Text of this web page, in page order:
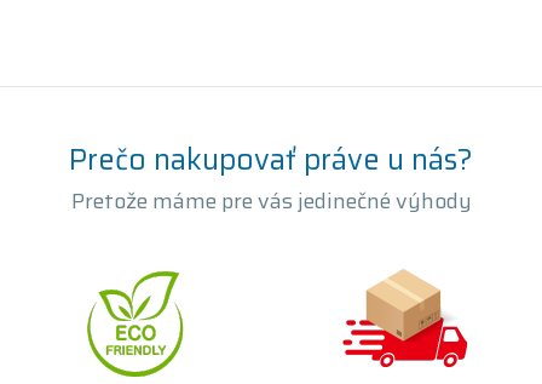
Prečo nakupovať práve u nás?
Pretože máme pre vás jedinečné výhody